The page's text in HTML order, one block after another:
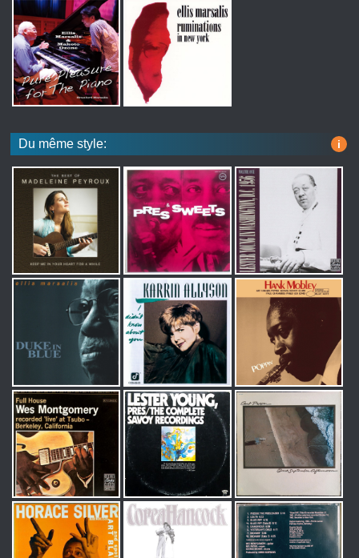
Du même style: i